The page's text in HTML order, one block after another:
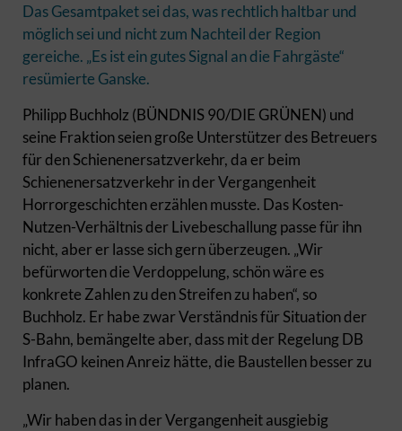
Das Gesamtpaket sei das, was rechtlich haltbar und
möglich sei und nicht zum Nachteil der Region
gereiche. „Es ist ein gutes Signal an die Fahrgäste“
resümierte Ganske.
Philipp Buchholz (BÜNDNIS 90/DIE GRÜNEN) und
seine Fraktion seien große Unterstützer des Betreuers
für den Schienenersatzverkehr, da er beim
Schienenersatzverkehr in der Vergangenheit
Horrorgeschichten erzählen musste. Das Kosten-
Nutzen-Verhältnis der Livebeschallung passe für ihn
nicht, aber er lasse sich gern überzeugen. „Wir
befürworten die Verdoppelung, schön wäre es
konkrete Zahlen zu den Streifen zu haben“, so
Buchholz. Er habe zwar Verständnis für Situation der
S-Bahn, bemängelte aber, dass mit der Regelung DB
InfraGO keinen Anreiz hätte, die Baustellen besser zu
planen.
„Wir haben das in der Vergangenheit ausgiebig